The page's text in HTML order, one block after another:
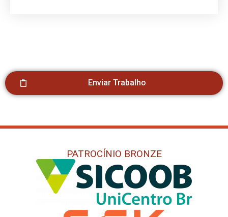
Enviar Trabalho
PATROCÍNIO BRONZE